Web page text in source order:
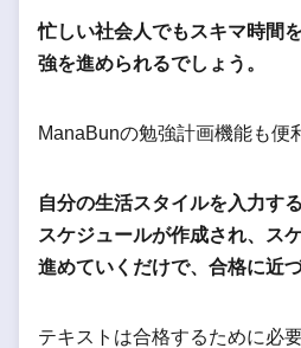
忙しい社会人でもスキマ時間
強を進められるでしょう。
ManaBunの勉強計画機能も便
自分の生活スタイルを入力す
スケジュールが作成され、ス
進めていくだけで、合格に近
テキストは合格するために必